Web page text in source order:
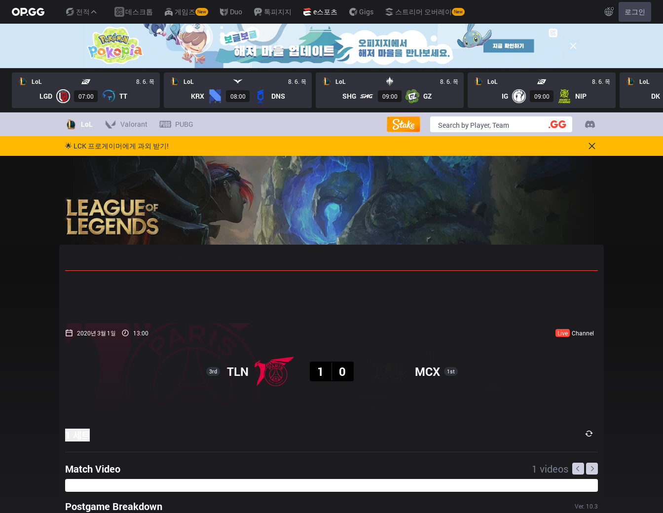
전적 데스크톱 게임즈 New Duo 톡피지지 e스포츠 Gigs 스트리머 오버레이 New KO 로그인
LoL 8. 6. 목
LGD 07:00 TT
LoL 8. 6. 목
KRX 08:00 DNS
LoL 8. 6. 목
SHG 09:00 GZ
LoL 8. 6. 목
IG 09:00 NIP
LoL
DK
LoL Valorant PUBG
🌟 LCK 프로게이머에게 과외 받기!
2020년 3월 1일 13:00 Live Channel
3rd TLN
1
0 MCX 1st
Match Video 1 videos
Postgame Breakdown Ver. 10.3